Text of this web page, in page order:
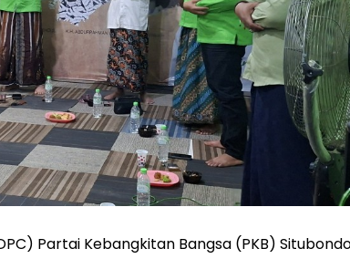
Partai Kebangkitan Bangsa (PKB)